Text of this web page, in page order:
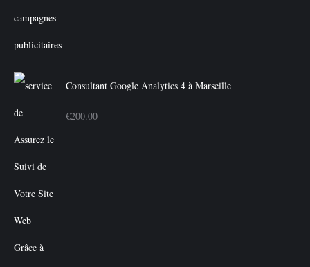
Consultant Google Analytics 4 à Marseille
€200.00